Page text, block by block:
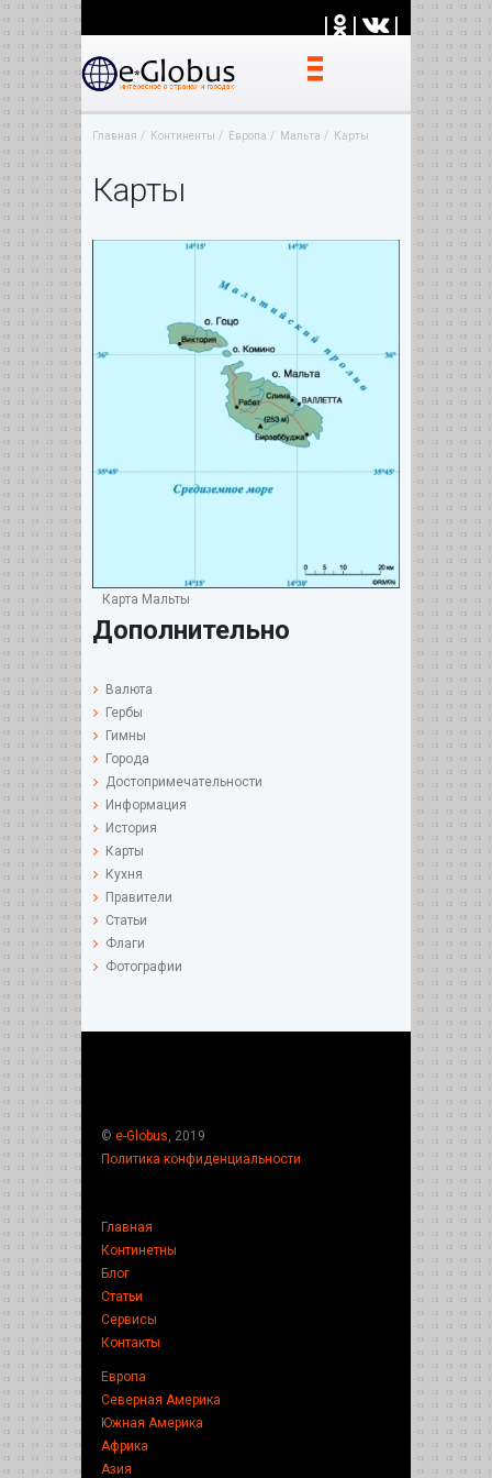
| | |
Главная Континенты Европа Мальта Карты
Карты
Карта Мальты
Дополнительно
Валюта
Гербы
Гимны
Города
Достопримечательности
Информация
История
Карты
Кухня
Правители
Статьи
Флаги
Фотографии
© e-Globus, 2019
Политика конфиденциальности
Главная
Континетны
Блог
Статьи
Сервисы
Контакты
Европа
Северная Америка
Южная Америка
Африка
Азия